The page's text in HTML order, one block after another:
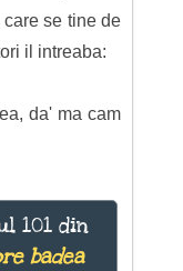
se tine de
il intreaba:
da' ma cam
101 din
badea